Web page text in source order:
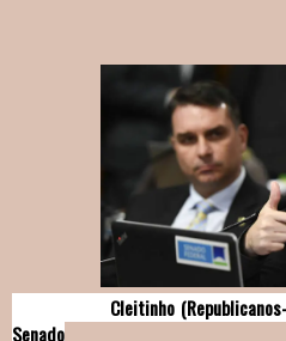
Cleitinho (Republicanos-
Senado